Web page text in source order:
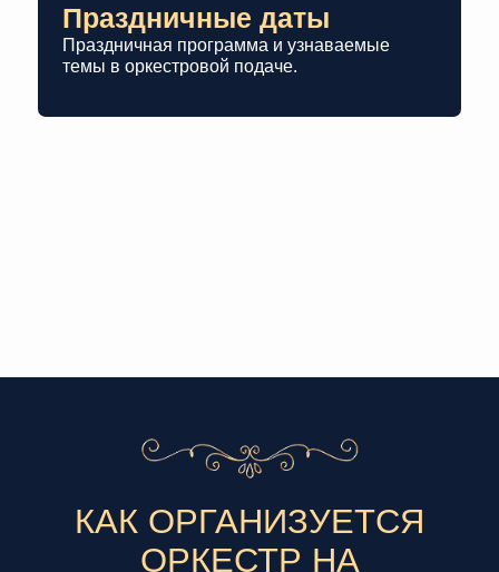
Праздничные даты
Праздничная программа и узнаваемые
темы в оркестровой подаче.
КАК ОРГАНИЗУЕТСЯ
ОРКЕСТР НА